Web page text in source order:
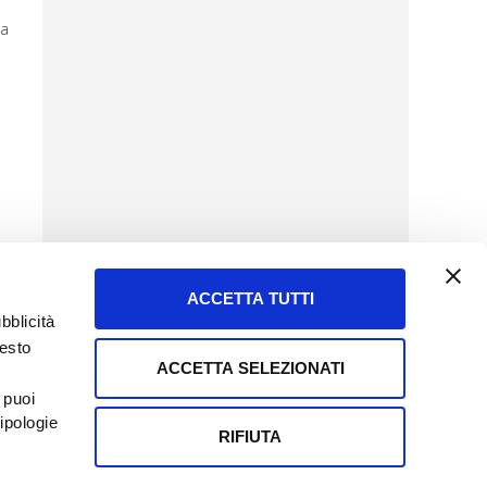
ACCETTA TUTTI
ACCETTA SELEZIONATI
RIFIUTA
SERVIZIO CLIENTI
Tel + 39.045.8009480
clienti@informatoreagrario.it